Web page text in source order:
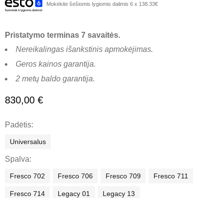
Mokėkite šešiomis lygiomis dalimis 6 x 138.33€
Pristatymo terminas 7 savaitės.
Nereikalingas išankstinis apmokėjimas.
Geros kainos garantija.
2 metų baldo garantija.
830,00 €
Padėtis
Universalus
Spalva
Fresco 702 Fresco 706 Fresco 709 Fresco 711
Fresco 714 Legacy 01 Legacy 13